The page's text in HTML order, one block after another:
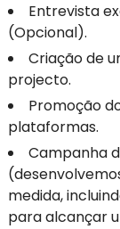
Entrevista
(Opcional).
Criação de
projecto.
Promoção
plataformas.
Campanha
medida,
para alcançar